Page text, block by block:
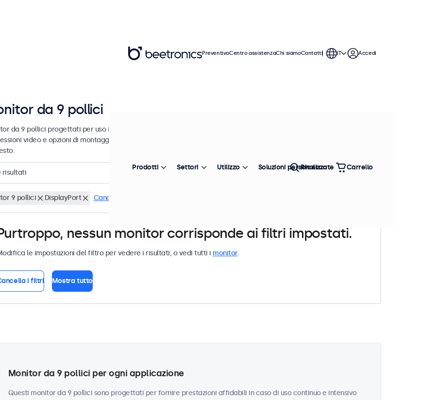
da 9 pollici
da 9 pollici progettati per uso industriale e commerciale. Questi monitor da 9 pollici offrono varie
video e opzioni di montaggio versatili, consentendo loro di integrarsi perfettamente qualsiasi
risultati Più venduto
9 pollici DisplayPort Cancella i filtri
nessun monitor corrisponde ai filtri impostati.
le impostazioni del filtro per vedere i risultati, o vedi tutti i monitor.
i filtri Mostra tutto
Monitor da 9 pollici per ogni applicazione
Questi monitor da 9 pollici sono progettati per fornire prestazioni affidabili in caso di uso continuo e intensivo
PreventivoCentro assistenzaChi siamoContatti IT Accedi
Prodotti Settori Utilizzo Soluzioni personalizzate
Ricerca Carrello